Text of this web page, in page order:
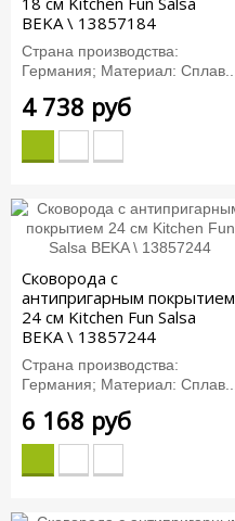
BEKA \ 13857184
Страна производства:
Германия; Материал: Сплав...
4 738 руб
Сковорода с
антипригарным покрытием
24 см Kitchen Fun Salsa
BEKA \ 13857244
Страна производства:
Германия; Материал: Сплав...
6 168 руб